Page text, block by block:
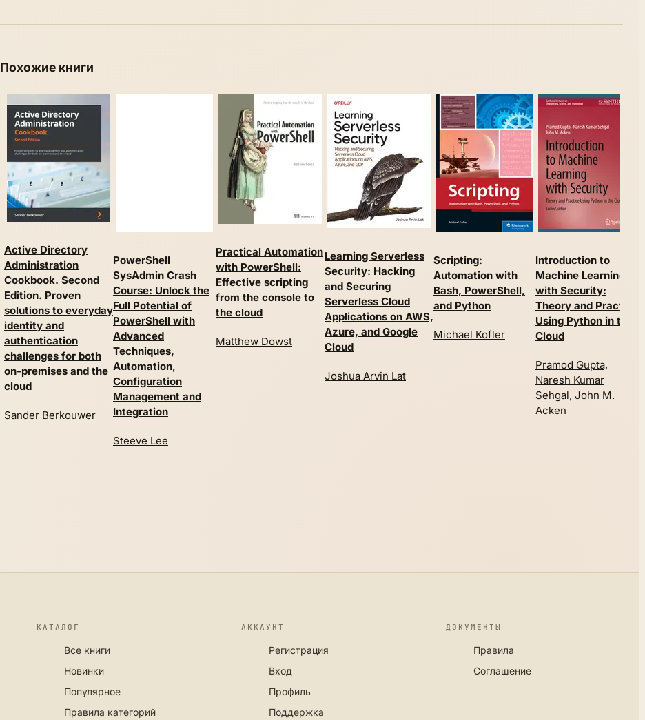
Похожие книги
Active Directory
Administration
Cookbook. Second
Edition. Proven
solutions to everyday
identity and
authentication
challenges for both
on-premises and the
cloud
Sander Berkouwer
PowerShell
SysAdmin Crash
Course: Unlock the
Full Potential of
PowerShell with
Advanced
Techniques,
Automation,
Configuration
Management and
Integration
Steeve Lee
Practical Automation
with PowerShell:
Effective scripting
from the console to
the cloud
Matthew Dowst
Learning Serverless
Security: Hacking
and Securing
Serverless Cloud
Applications on AWS,
Azure, and Google
Cloud
Joshua Arvin Lat
Scripting:
Automation with
Bash, PowerShell,
and Python
Michael Kofler
Introduction to
Machine Learning
with Security:
Theory and Practice
Using Python in the
Cloud
Pramod Gupta,
Naresh Kumar
Sehgal, John M.
Acken
КАТАЛОГ
Все книги
Новинки
Популярное
Правила категорий
АККАУНТ
Регистрация
Вход
Профиль
Поддержка
ДОКУМЕНТЫ
Правила
Соглашение